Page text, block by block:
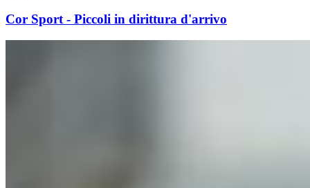
Cor Sport - Piccoli in dirittura d'arrivo